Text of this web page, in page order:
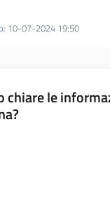
: 10-07-2024 19:50
chiare le